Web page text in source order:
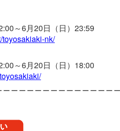
～6月20日（日）23:59
toyosakiaki-nk/
～6月20日（日）18:00